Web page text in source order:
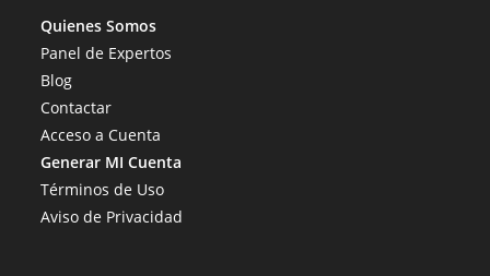
Quienes Somos
Panel de Expertos
Blog
Contactar
Acceso a Cuenta
Generar MI Cuenta
Términos de Uso
Aviso de Privacidad